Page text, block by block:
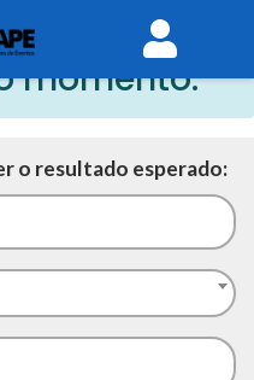
momento.
o resultado esperado: